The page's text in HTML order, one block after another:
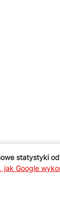
statystyki
jak Google